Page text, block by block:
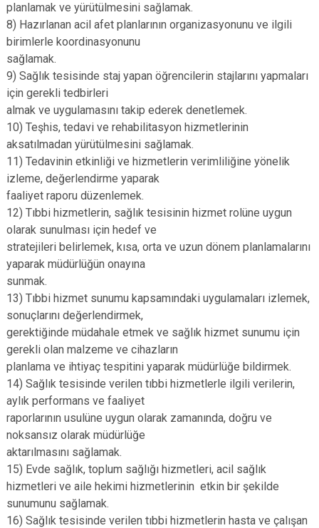
planlamak ve yürütülmesini sağlamak.
8) Hazırlanan acil afet planlarının organizasyonunu ve ilgili
birimlerle koordinasyonunu
sağlamak.
9) Sağlık tesisinde staj yapan öğrencilerin stajlarını yapmaları
için gerekli tedbirleri
almak ve uygulamasını takip ederek denetlemek.
10) Teşhis, tedavi ve rehabilitasyon hizmetlerinin
aksatılmadan yürütülmesini sağlamak.
11) Tedavinin etkinliği ve hizmetlerin verimliliğine yönelik
izleme, değerlendirme yaparak
faaliyet raporu düzenlemek.
12) Tıbbi hizmetlerin, sağlık tesisinin hizmet rolüne uygun
olarak sunulması için hedef ve
stratejileri belirlemek, kısa, orta ve uzun dönem planlamalarını
yaparak müdürlüğün onayına
sunmak.
13) Tıbbi hizmet sunumu kapsamındaki uygulamaları izlemek,
sonuçlarını değerlendirmek,
gerektiğinde müdahale etmek ve sağlık hizmet sunumu için
gerekli olan malzeme ve cihazların
planlama ve ihtiyaç tespitini yaparak müdürlüğe bildirmek.
14) Sağlık tesisinde verilen tıbbi hizmetlerle ilgili verilerin,
aylık performans ve faaliyet
raporlarının usulüne uygun olarak zamanında, doğru ve
noksansız olarak müdürlüğe
aktarılmasını sağlamak.
15) Evde sağlık, toplum sağlığı hizmetleri, acil sağlık
hizmetleri ve aile hekimi hizmetlerinin etkin bir şekilde
sunumunu sağlamak.
16) Sağlık tesisinde verilen tıbbi hizmetlerin hasta ve çalışan